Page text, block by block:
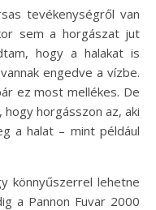
tevékenységről van
sem a horgászat jut
hogy a halakat is
engedve a vízbe.
ez most mellékes. De
hogy horgásszon az, aki
a halat – mint például
könnyűszerrel lehetne
a Pannon Fuvar 2000